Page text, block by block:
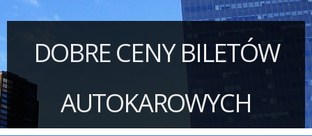
DOBRE CENY BILETÓW
AUTOKAROWYCH